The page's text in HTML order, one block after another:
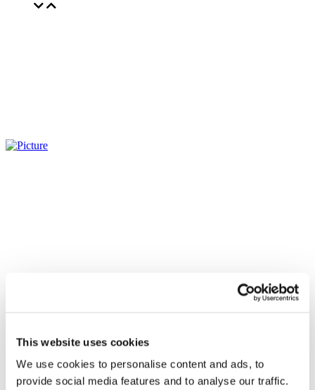
This website uses cookies
We use cookies to personalise content and ads, to
provide social media features and to analyse our traffic.
Всі заходи